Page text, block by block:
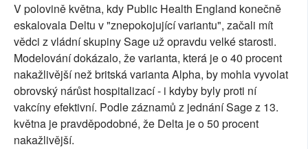
V polovině května, kdy Public Health England konečně
eskalovala Deltu v "znepokojující variantu", začali mít
vědci z vládní skupiny Sage už opravdu velké starosti.
Modelování dokázalo, že varianta, která je o 40 procent
nakažlivější než britská varianta Alpha, by mohla vyvolat
obrovský nárůst hospitalizací - i kdyby byly proti ní
vakcíny efektivní. Podle záznamů z jednání Sage z 13.
května je pravděpodobné, že Delta je o 50 procent
nakažlivější.